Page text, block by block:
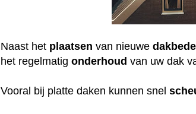
Naast het plaatsen van nieuwe
het regelmatigonderhoud van uw dak
Vooral bij platte daken kunnen snel